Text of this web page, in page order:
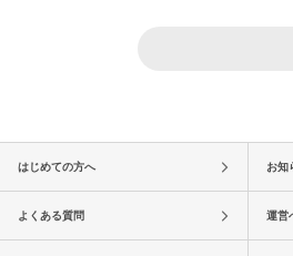
はじめての方へ お知
よくある質問 運営